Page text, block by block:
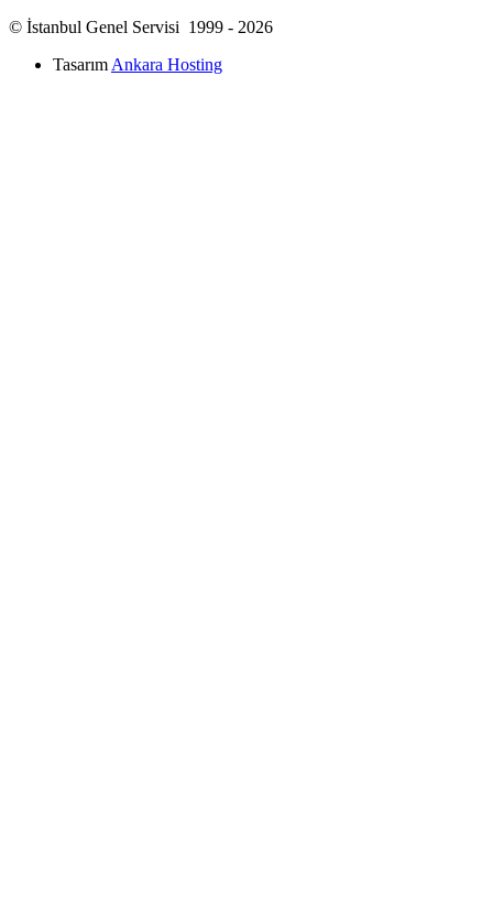
© İstanbul Genel Servisi 1999 - 2026
Tasarım Ankara Hosting